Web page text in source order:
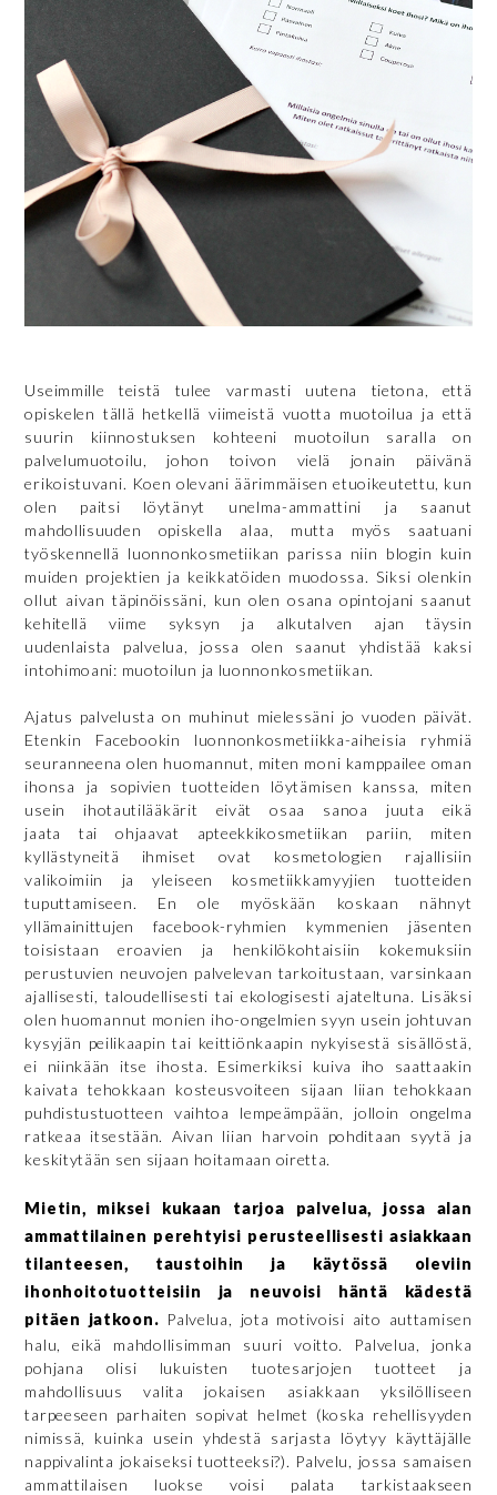
Useimmille teistä tulee varmasti uutena tietona, että
opiskelen tällä hetkellä viimeistä vuotta muotoilua ja että
suurin kiinnostuksen kohteeni muotoilun saralla on
palvelumuotoilu, johon toivon vielä jonain päivänä
erikoistuvani. Koen olevani äärimmäisen etuoikeutettu, kun
olen paitsi löytänyt unelma-ammattini ja saanut
mahdollisuuden opiskella alaa, mutta myös saatuani
työskennellä luonnonkosmetiikan parissa niin blogin kuin
muiden projektien ja keikkatöiden muodossa. Siksi olenkin
ollut aivan täpinöissäni, kun olen osana opintojani saanut
kehitellä viime syksyn ja alkutalven ajan täysin
uudenlaista palvelua, jossa olen saanut yhdistää kaksi
intohimoani: muotoilun ja luonnonkosmetiikan.
Ajatus palvelusta on muhinut mielessäni jo vuoden päivät.
Etenkin Facebookin luonnonkosmetiikka-aiheisia ryhmiä
seuranneena olen huomannut, miten moni kamppailee oman
ihonsa ja sopivien tuotteiden löytämisen kanssa, miten
usein ihotautilääkärit eivät osaa sanoa juuta eikä
jaata tai ohjaavat apteekkikosmetiikan pariin, miten
kyllästyneitä ihmiset ovat kosmetologien rajallisiin
valikoimiin ja yleiseen kosmetiikkamyyjien tuotteiden
tuputtamiseen. En ole myöskään koskaan nähnyt
yllämainittujen facebook-ryhmien kymmenien jäsenten
toisistaan eroavien ja henkilökohtaisiin kokemuksiin
perustuvien neuvojen palvelevan tarkoitustaan, varsinkaan
ajallisesti, taloudellisesti tai ekologisesti ajateltuna. Lisäksi
olen huomannut monien iho-ongelmien syyn usein johtuvan
kysyjän peilikaapin tai keittiönkaapin nykyisestä sisällöstä,
ei niinkään itse ihosta. Esimerkiksi kuiva iho saattaakin
kaivata tehokkaan kosteusvoiteen sijaan liian tehokkaan
puhdistustuotteen vaihtoa lempeämpään, jolloin ongelma
ratkeaa itsestään. Aivan liian harvoin pohditaan syytä ja
keskitytään sen sijaan hoitamaan oiretta.
Mietin, miksei kukaan tarjoa palvelua, jossa alan
ammattilainen perehtyisi perusteellisesti asiakkaan
tilanteesen, taustoihin ja käytössä oleviin
ihonhoitotuotteisiin ja neuvoisi häntä kädestä
pitäen jatkoon. Palvelua, jota motivoisi aito auttamisen
halu, eikä mahdollisimman suuri voitto. Palvelua, jonka
pohjana olisi lukuisten tuotesarjojen tuotteet ja
mahdollisuus valita jokaisen asiakkaan yksilölliseen
tarpeeseen parhaiten sopivat helmet (koska rehellisyyden
nimissä, kuinka usein yhdestä sarjasta löytyy käyttäjälle
nappivalinta jokaiseksi tuotteeksi?). Palvelu, jossa samaisen
ammattilaisen luokse voisi palata tarkistaakseen